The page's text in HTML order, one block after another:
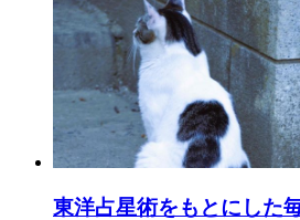
東洋占星術をもとにした